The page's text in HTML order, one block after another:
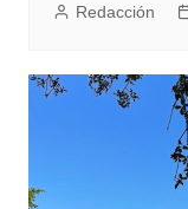
Redacción